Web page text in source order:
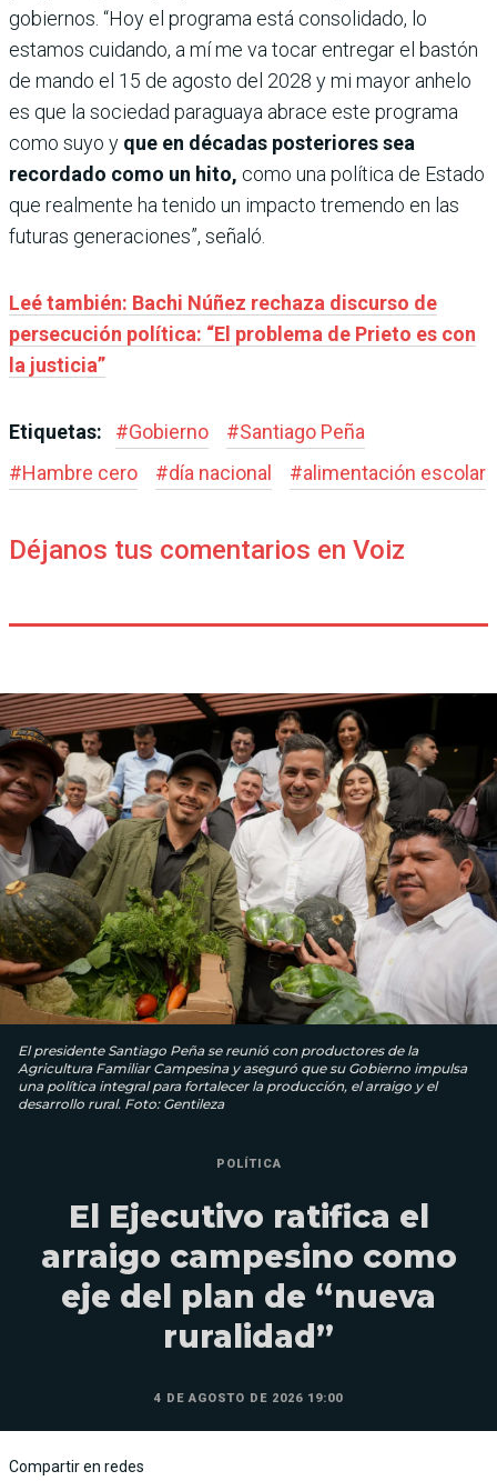
gobiernos. “Hoy el programa está consolidado, lo
estamos cuidando, a mí me va tocar entregar el bastón
de mando el 15 de agosto del 2028 y mi mayor anhelo
es que la sociedad paraguaya abrace este programa
como suyo y que en décadas posteriores sea
recordado como un hito, como una política de Estado
que realmente ha tenido un impacto tremendo en las
futuras generaciones”, señaló.
Leé también: Bachi Núñez rechaza discurso de
persecución política: “El problema de Prieto es con
la justicia”
Etiquetas: #Gobierno #Santiago Peña
#Hambre cero #día nacional #alimentación escolar
Déjanos tus comentarios en Voiz
El presidente Santiago Peña se reunió con productores de la
Agricultura Familiar Campesina y aseguró que su Gobierno impulsa
una política integral para fortalecer la producción, el arraigo y el
desarrollo rural. Foto: Gentileza
POLÍTICA
El Ejecutivo ratifica el
arraigo campesino como
eje del plan de “nueva
ruralidad”
4 DE AGOSTO DE 2026 19:00
Compartir en redes